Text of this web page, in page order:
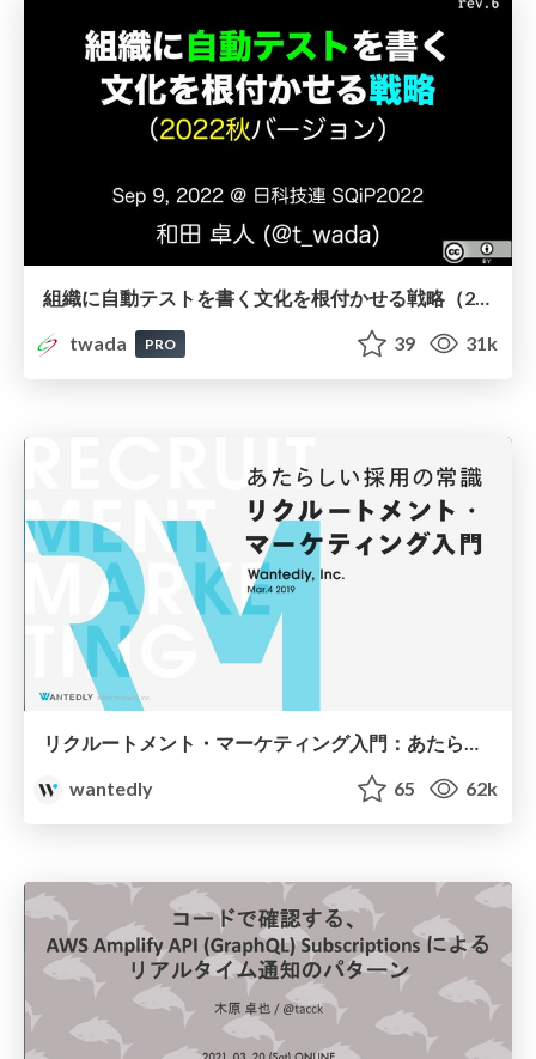
twada
PRO 39 31k
リクルートメント・マーケティング入門：あたらしい採用の常識 / Recruitment Marketing 101
wantedly
65 62k